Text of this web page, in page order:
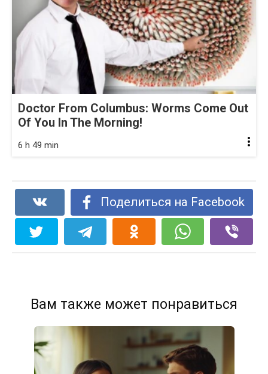
Doctor From Columbus: Worms Come Out
Of You In The Morning!
6 h 49 min
Поделиться на Facebook
Вам также может понравиться